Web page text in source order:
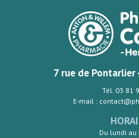
7 rue de
Tél. 03 81
E-mail :
Du lundi au